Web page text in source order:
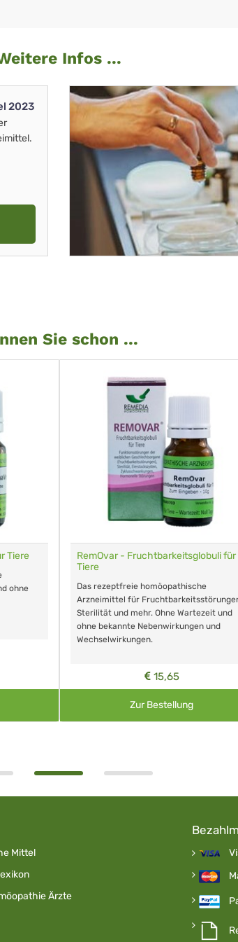
Infos ...
2023
Sie schon ...
Tiere
ohne
RemOvar - Fruchtbarkeitsglobuli für
Tiere
Das rezeptfreie homöopathische
Arzneimittel für
Sterilität und mehr. Ohne Wartezeit und
ohne bekannte Nebenwirkungen und
Wechselwirkungen.
15,65
Zur Bestellung
Mittel
Ärzte